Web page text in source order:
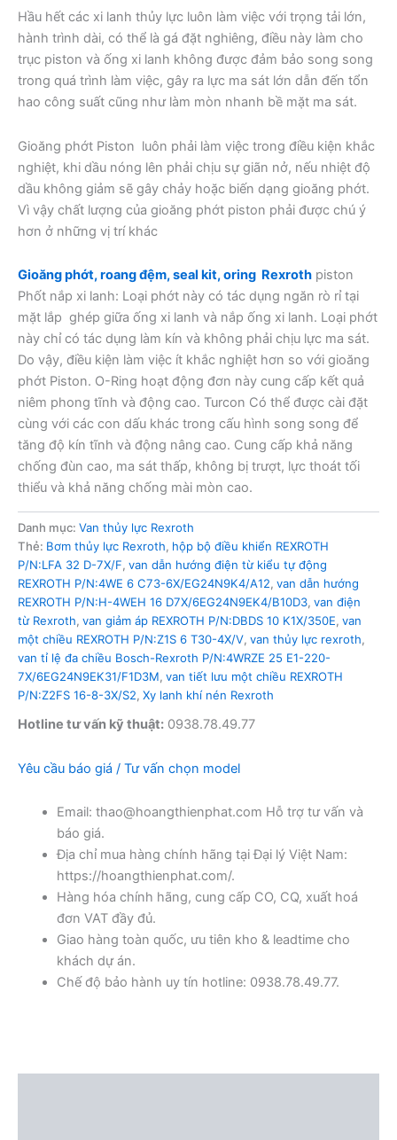
Hầu hết các xi lanh thủy lực luôn làm việc với trọng tải lớn,
hành trình dài, có thể là gá đặt nghiêng, điều này làm cho
trục piston và ống xi lanh không được đảm bảo song song
trong quá trình làm việc, gây ra lực ma sát lớn dẫn đến tổn
hao công suất cũng như làm mòn nhanh bề mặt ma sát.
Gioăng phớt Piston luôn phải làm việc trong điều kiện khắc
nghiệt, khi dầu nóng lên phải chịu sự giãn nở, nếu nhiệt độ
dầu không giảm sẽ gây chảy hoặc biến dạng gioăng phớt.
Vì vậy chất lượng của gioăng phớt piston phải được chú ý
hơn ở những vị trí khác
Gioăng phớt, roang đệm, seal kit, oring Rexroth piston
Phốt nắp xi lanh: Loại phớt này có tác dụng ngăn rò rỉ tại
mặt lắp ghép giữa ống xi lanh và nắp ống xi lanh. Loại phớt
này chỉ có tác dụng làm kín và không phải chịu lực ma sát.
Do vậy, điều kiện làm việc ít khắc nghiệt hơn so với gioăng
phớt Piston. O-Ring hoạt động đơn này cung cấp kết quả
niêm phong tĩnh và động cao. Turcon Có thể được cài đặt
cùng với các con dấu khác trong cấu hình song song để
tăng độ kín tĩnh và động nâng cao. Cung cấp khả năng
chống đùn cao, ma sát thấp, không bị trượt, lực thoát tối
thiểu và khả năng chống mài mòn cao.
Danh mục: Van thủy lực Rexroth
Thẻ: Bơm thủy lực Rexroth, hộp bộ điều khiển REXROTH
P/N:LFA 32 D-7X/F, van dẫn hướng điện từ kiểu tự động
REXROTH P/N:4WE 6 C73-6X/EG24N9K4/A12, van dẫn hướng
REXROTH P/N:H-4WEH 16 D7X/6EG24N9EK4/B10D3, van điện
từ Rexroth, van giảm áp REXROTH P/N:DBDS 10 K1X/350E, van
một chiều REXROTH P/N:Z1S 6 T30-4X/V, van thủy lực rexroth,
van tỉ lệ đa chiều Bosch-Rexroth P/N:4WRZE 25 E1-220-
7X/6EG24N9EK31/F1D3M, van tiết lưu một chiều REXROTH
P/N:Z2FS 16-8-3X/S2, Xy lanh khí nén Rexroth
Hotline tư vấn kỹ thuật: 0938.78.49.77
Yêu cầu báo giá / Tư vấn chọn model
Email: thao@hoangthienphat.com Hỗ trợ tư vấn và
báo giá.
Địa chỉ mua hàng chính hãng tại Đại lý Việt Nam:
https://hoangthienphat.com/.
Hàng hóa chính hãng, cung cấp CO, CQ, xuất hoá
đơn VAT đầy đủ.
Giao hàng toàn quốc, ưu tiên kho & leadtime cho
khách dự án.
Chế độ bảo hành uy tín hotline: 0938.78.49.77.